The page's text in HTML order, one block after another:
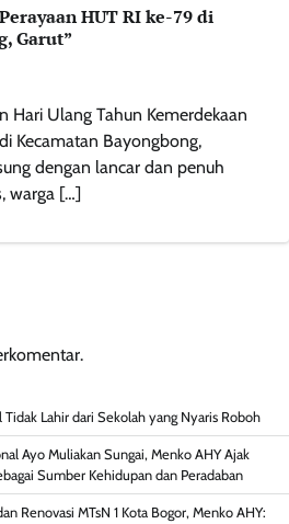
HUT RI ke-79 di
Garut”
Hari Ulang Tahun Kemerdekaan
Kecamatan Bayongbong,
dengan lancar dan penuh
warga […]
Lahir dari Sekolah yang Nyaris Roboh
Ayo Muliakan Sungai, Menko AHY Ajak
Sumber Kehidupan dan Peradaban
Renovasi MTsN 1 Kota Bogor, Menko AHY: